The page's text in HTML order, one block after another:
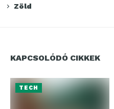
Zöld
KAPCSOLÓDÓ CIKKEK
TECH